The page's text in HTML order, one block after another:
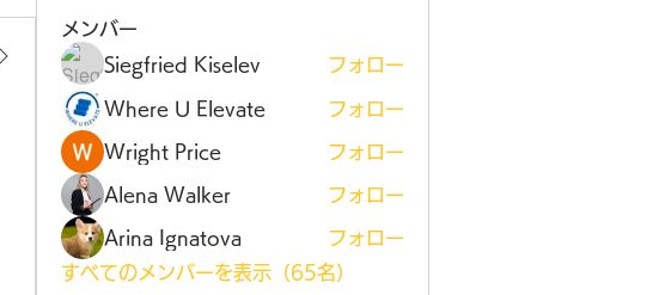
メンバー
Siegfried Kiselev
フォロー
Where U Elevate フォロー
Wright Price フォロー
Alena Walker フォロー
Arina Ignatova
フォロー
すべてのメンバーを表示（65名）